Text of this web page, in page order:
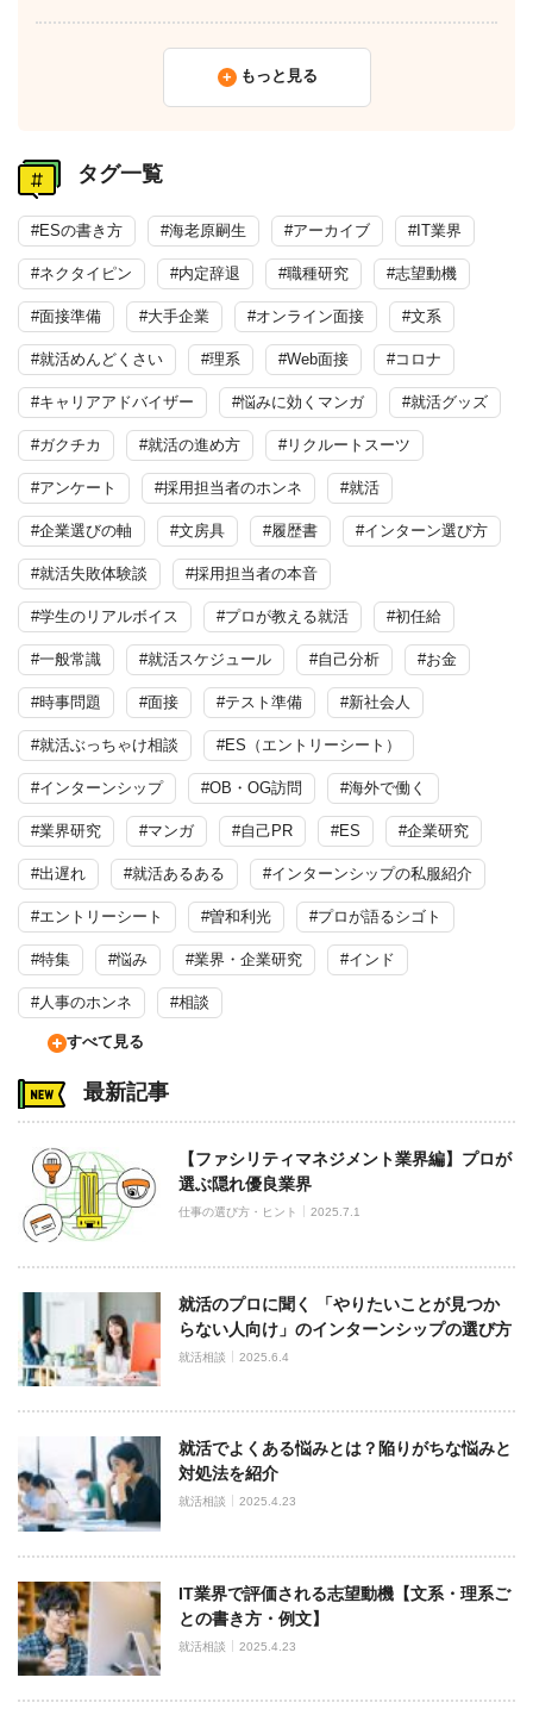
もっと見る
タグ一覧
#ESの書き方 #海老原嗣生 #アーカイブ #IT業界
#ネクタイピン #内定辞退 #職種研究 #志望動機
#面接準備 #大手企業 #オンライン面接 #文系
#就活めんどくさい #理系 #Web面接 #コロナ
#キャリアアドバイザー #悩みに効くマンガ #就活グッズ
#ガクチカ #就活の進め方 #リクルートスーツ
#アンケート #採用担当者のホンネ #就活
#企業選びの軸 #文房具 #履歴書 #インターン選び方
#就活失敗体験談 #採用担当者の本音
#学生のリアルボイス #プロが教える就活 #初任給
#一般常識 #就活スケジュール #自己分析 #お金
#時事問題 #面接 #テスト準備 #新社会人
#就活ぶっちゃけ相談 #ES（エントリーシート）
#インターンシップ #OB・OG訪問 #海外で働く
#業界研究 #マンガ #自己PR #ES #企業研究
#出遅れ #就活あるある #インターンシップの私服紹介
#エントリーシート #曽和利光 #プロが語るシゴト
#特集 #悩み #業界・企業研究 #インド
#人事のホンネ #相談
すべて見る
最新記事
【ファシリティマネジメント業界編】プロが
選ぶ隠れ優良業界
仕事の選び方・ヒント 2025.7.1
就活のプロに聞く 「やりたいことが見つか
らない人向け」のインターンシップの選び方
就活相談 2025.6.4
就活でよくある悩みとは？陥りがちな悩みと
対処法を紹介
就活相談 2025.4.23
IT業界で評価される志望動機【文系・理系ご
との書き方・例文】
就活相談 2025.4.23